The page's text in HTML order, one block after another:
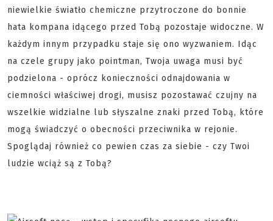
niewielkie światło chemiczne przytroczone do bonnie
hata kompana idącego przed Tobą pozostaje widoczne. W
każdym innym przypadku staje się ono wyzwaniem. Idąc
na czele grupy jako pointman, Twoja uwaga musi być
podzielona - oprócz konieczności odnajdowania w
ciemności właściwej drogi, musisz pozostawać czujny na
wszelkie widzialne lub słyszalne znaki przed Tobą, które
mogą świadczyć o obecności przeciwnika w rejonie.
Spoglądaj również co pewien czas za siebie - czy Twoi
ludzie wciąż są z Tobą?